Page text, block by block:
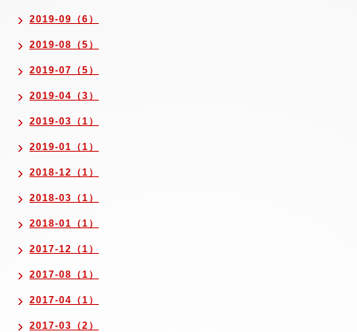
2019-09（6）
2019-08（5）
2019-07（5）
2019-04（3）
2019-03（1）
2019-01（1）
2018-12（1）
2018-03（1）
2018-01（1）
2017-12（1）
2017-08（1）
2017-04（1）
2017-03（2）